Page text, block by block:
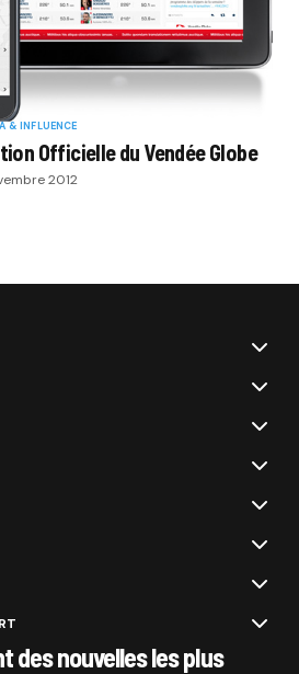
& INFLUENCE
Officielle du Vendée Globe
2012
des nouvelles les plus